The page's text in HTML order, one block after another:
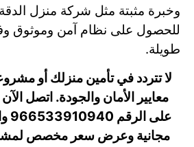
وخبرة مثبتة مثل شركة منزل
للحصول على نظام آمن وموثوق
طويلة.
لا تتردد في تأمين منزلك أو
معايير الأمان والجودة. اتصل
مجانية وعرض سعر مخصص